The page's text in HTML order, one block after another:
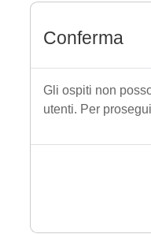
Conferma
Gli ospiti non
utenti. Per